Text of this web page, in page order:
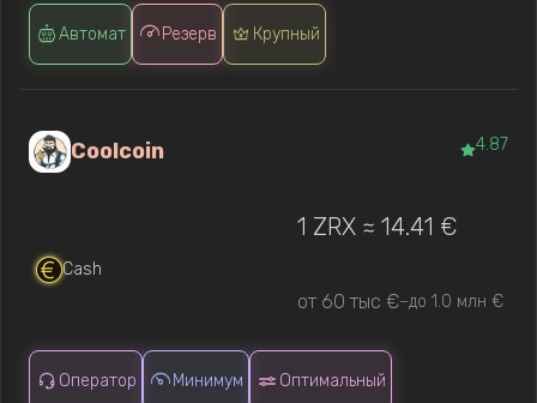
Автомат Резерв Крупный
Coolcoin 4.87
Cash
1 ZRX ≈ 14.41 €
от 60 тыс €—до 1.0 млн €
Оператор Минимум Оптимальный